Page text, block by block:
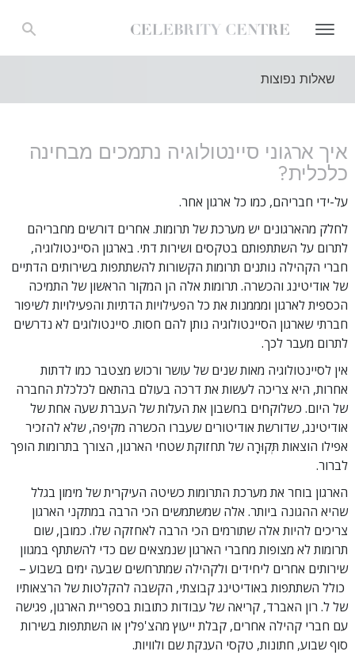
שאלות נפוצות
איך ארגוני סיינטולוגיה נתמכים מבחינה
כלכלית?
על-ידי חבריהם, כמו כל ארגון אחר.
לחלק מהארגונים יש מערכת של תרומות. אחרים דורשים מחבריהם
לתרום על השתתפותם בטקסים ושירות דתי. בארגון הסיינטולוגיה,
חברי הקהילה נותנים תרומות הקשורות להשתתפות בשירותים הדתיים
של אודיטינג והכשרה. תרומות אלה הן המקור הראשון של התמיכה
הכספית לארגון ומממנות את כל הפעילויות הדתיות והפעילויות לשיפור
חברתי שארגון הסיינטולוגיה נותן להם חסות. סיינטולוגים לא נדרשים
לתרום מעבר לכך.
אין לסיינטולוגיה מאות שנים של עושר ורכוש מצטבר כמו לדתות
אחרות, היא צריכה לעשות את דרכה בעולם בהתאם לכלכלת החברה
של היום. כשלוקחים בחשבון את העלות של העברת שעה אחת של
אודיטינג, שדורשת אודיטורים שעברו הכשרה מקיפה, שלא להזכיר
אפילו הוצאות תְּקוּרָה של תחזוקת שטחי הארגון, הצורך בתרומות הופך
לברור.
הארגון בוחר את מערכת התרומות כשיטה העיקרית של מימון בגלל
שהיא ההגונה ביותר. אלה שמשתמשים הכי הרבה במתקני הארגון
צריכים להיות אלה שתורמים הכי הרבה לאחזקה שלו. כמובן, שום
תרומות לא מצופות מחברי הארגון שנמצאים שם כדי להשתתף במגוון
שירותים אחרים ליחידים ולקהילה שמתרחשים שבעה ימים בשבוע –
כולל השתתפות באודיטינג קבוצתי, הקשבה להקלטות של הרצאותיו
של ל. רון האברד, קריאה של עבודות כתובות בספריית הארגון, פגישה
עם חברי קהילה אחרים, קבלת ייעוץ מהצ'פלין או השתתפות בשירות
סוף שבוע, חתונות, טקסי הענקת שם ולוויות.